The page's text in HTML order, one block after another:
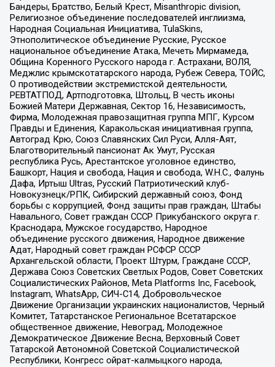
Бандеры, Братство, Белый Крест, Misanthropic division,
Религиозное объединение последователей инглиизма,
Народная Социальная Инициатива, TulaSkins,
Этнополитическое объединение Русские, Русское
национальное объединение Атака, Мечеть Мирмамеда,
Община Коренного Русского народа г. Астрахани, ВОЛЯ,
Меджлис крымскотатарского народа, Рубеж Севера, ТОЙС,
О противодействии экстремистской деятельности,
РЕВТАТПОД, Артподготовка, Штольц, В честь иконы
Божией Матери Державная, Сектор 16, Независимость,
Фирма, Молодежная правозащитная группа МПГ, Курсом
Правды и Единения, Каракольская инициативная группа,
Автоград Крю, Союз Славянских Сил Руси, Алля-Аят,
Благотворительный пансионат Ак Умут, Русская
республика Русь, Арестантское уголовное единство,
Башкорт, Нация и свобода, Нация и свобода, W.H.С., Фалунь
Дафа, Иртыш Ultras, Русский Патриотический клуб-
Новокузнецк/РПК, Сибирский державный союз, Фонд
борьбы с коррупцией, Фонд защиты прав граждан, Штабы
Навального, Совет граждан СССР Прикубанского округа г.
Краснодара, Мужское государство, Народное
объединение русского движения, Народное движение
Адат, Народный совет граждан РСФСР СССР
Архангельской области, Проект Штурм, Граждане СССР,
Держава Союз Советских Светлых Родов, Совет Советских
Социалистических Районов, Meta Platforms Inc, Facebook,
Instagram, WhatsApp, СИЧ-С14, Добровольческое
Движение Организации украинских националистов, Черный
Комитет, Татарстанское Региональное Всетатарское
общественное движение, Невоград, Молодежное
Демократическое Движение Весна, Верховный Совет
Татарской Автономной Советской Социалистической
Республики, Конгресс ойрат-калмыцкого народа,